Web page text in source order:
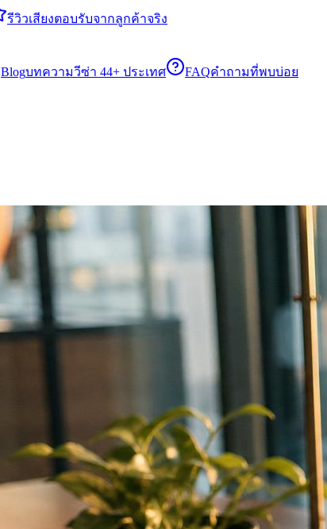
รีวิวเสียงตอบรับจากลูกค้าจริง
Blogบทความวีซ่า 44+ ประเทศ FAQคำถามที่พบบ่อย